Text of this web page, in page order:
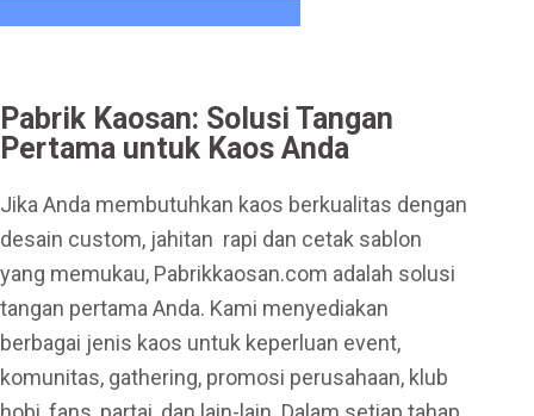
Pabrik Kaosan: Solusi Tangan
Pertama untuk Kaos Anda
Jika Anda membutuhkan kaos berkualitas dengan
desain custom, jahitan rapi dan cetak sablon
yang memukau, Pabrikkaosan.com adalah solusi
tangan pertama Anda. Kami menyediakan
berbagai jenis kaos untuk keperluan event,
komunitas, gathering, promosi perusahaan, klub